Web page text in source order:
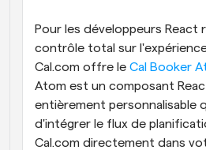
Pour les développeurs React
contrôle total sur
Cal.com offre le Cal Booker
Atom est un composant
entièrement personnalisable
d'intégrer le flux de
Cal.com directement dans